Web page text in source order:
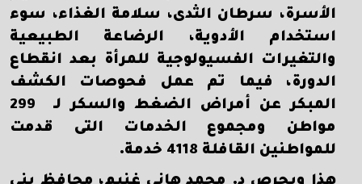
الأسرة، سرطان الثدى، سلامة الغذاء، سوء
استخدام الأدوية، الرضاعة الطبيعية
والتغيرات الفسيولوجية للمرأة بعد انقطاع
الدورة، فيما تم عمل فحوصات الكشف
المبكر عن أمراض الضغط والسكر لـ 299
مواطن ومجموع الخدمات التى قدمت
للمواطنين القافلة 4118 خدمة.